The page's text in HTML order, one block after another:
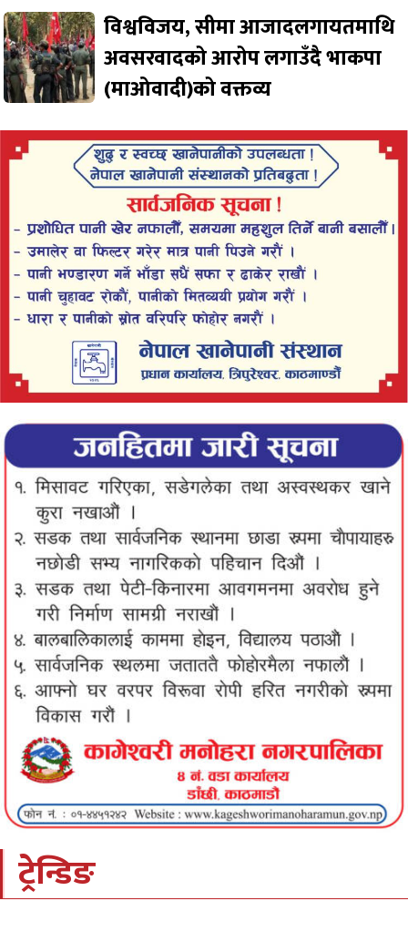
विश्वविजय, सीमा आजादलगायतमाथि
अवसरवादको आरोप लगाउँदै भाकपा
(माओवादी)को वक्तव्य
ट्रेन्डिङ